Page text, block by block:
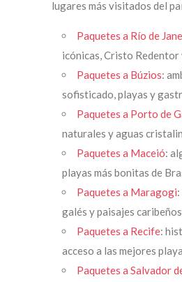
lugares más visitados del
Paquetes a Río de
icónicas, Cristo Redentor
Paquetes a Búzios:
sofisticado, playas y
Paquetes a Porto de
naturales y aguas
Paquetes a Maceió:
playas más bonitas de
Paquetes a Maragogi
galés y paisajes
Paquetes a Recife:
acceso a las mejores
Paquetes a Salvador